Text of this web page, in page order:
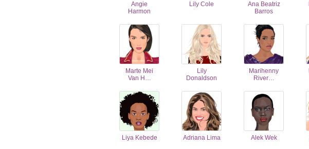
Angie
Harmon
Lily Cole
Ana Beatriz
Barros
Marte Mei
Van H…
Lily
Donaldson
Marihenny
River…
Liya Kebede Adriana Lima Alek Wek